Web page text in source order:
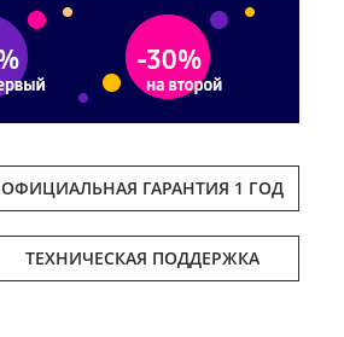
ОФИЦИАЛЬНАЯ ГАРАНТИЯ 1 ГОД
ТЕХНИЧЕСКАЯ ПОДДЕРЖКА